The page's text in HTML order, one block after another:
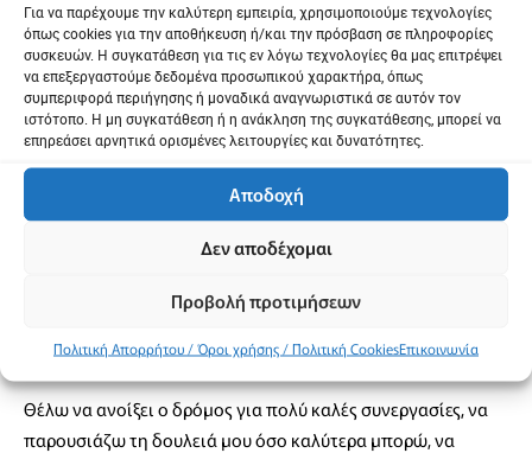
Για να παρέχουμε την καλύτερη εμπειρία, χρησιμοποιούμε τεχνολογίες
όπως cookies για την αποθήκευση ή/και την πρόσβαση σε πληροφορίες
συσκευών. Η συγκατάθεση για τις εν λόγω τεχνολογίες θα μας επιτρέψει
να επεξεργαστούμε δεδομένα προσωπικού χαρακτήρα, όπως
συμπεριφορά περιήγησης ή μοναδικά αναγνωριστικά σε αυτόν τον
ιστότοπο. Η μη συγκατάθεση ή η ανάκληση της συγκατάθεσης, μπορεί να
επηρεάσει αρνητικά ορισμένες λειτουργίες και δυνατότητες.
Αποδοχή
Δεν αποδέχομαι
Προβολή προτιμήσεων
Πολιτική Απορρήτου / Όροι χρήσης / Πολιτική CookiesΕπικοινωνία
Θέλω να μπορώ να με εκφράζω με ανοιχτά μάτια και
φωτεινή καρδιά. Το μήνυμα είναι πως το πέρασμά μας είναι
μικρό σε αυτό το ταξίδι για να χανόμαστε στην ανασφάλεια
και τον φόβο. Εύχομαι μια πολιτεία που οι άνθρωποι έχουν
την συνείδηση της ελευθερίας τους και αναλαμβάνουν με
θάρρος και αγάπη την ζωή τους! Είμαι ρομαντικός πολύ;
Ποια είναι τα σχέδιά σας για το μέλλον;
Τρέχουν πολλά και είμαι χαρούμενος γιατί η ζωή μου είναι
τραγούδια, παραστάσεις.
Θέλω να ανοίξει ο δρόμος για πολύ καλές συνεργασίες, να
παρουσιάζω τη δουλειά μου όσο καλύτερα μπορώ, να